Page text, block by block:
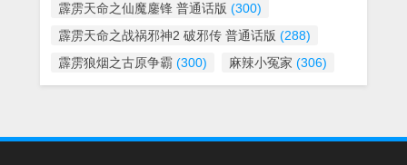
霹雳天命之仙魔鏖锋 普通话版 (300)
霹雳天命之战祸邪神2 破邪传 普通话版 (288)
霹雳狼烟之古原争霸 (300) 麻辣小冤家 (306)